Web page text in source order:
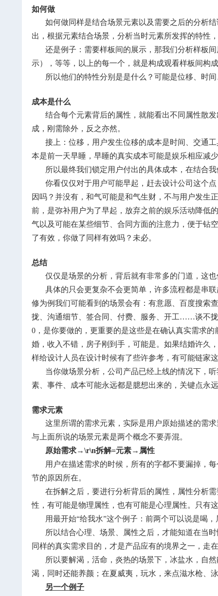
如何做
如何做同样是结合场景元素以及需要之后的分析
出，根据元素结合场景，分析当时元素所发挥的特性
还是例子：需要样板间的展示，那我们分析样板
示），等等，以上的每一个，就是构成观看样板间构
所以他们的特性分别是是什么？可能是位移、时
成本是什么
结合每个元素背后的属性，就能看出不同属性散
成，刚需除外，反之亦然。
接上：位移，用户发生位移的成本是时间、交通
本是前一天早睡，早睡的真实成本可能是娱乐相应减
所以最终我们锁定用户付出的具体成本，在结合
你看仅仅对于用户可能早起，赶去设计公司这个
因吗？并没有，和气可能是和气生财，不与用户发生
前，是弥补用户为了早起，放弃之前的娱乐活动降低
气以及可能在某些细节、合同方面的注意力，便于钻
了有效，你做了同样有效吗？未必。
总结
仅仅是场景的分析，背后就有非常多的门道，这
具体的只会更复杂不会更简单，许多流程都是串
修为例我们可能看到的场景会有：有意愿、百度搜索
拢、沟通细节、签合同、付费、服务、开工……谈不
0，是你要做的，更重要的是这些是在确认真实需求
婚，收入不错，房子刚到手，可能是。如果结婚许久
样给设计人员在设计时候有了些许参考，有可能链家
当你做场景分析，公司产品已经上线的情况下，
素、事件、成本可能永远都是臆想出来的，关键点永
需求元素
这里所谓的需求元素，实际是用户原始描述的需
与上面所说的场景元素是两个概念不要弄混。
原始需求→\r\n拆解=元素→属性
用户在描述需求的时候，所有的字都不要漏掉，
节的原因所在。
在拆解之后，要进行分析背后的属性，属性分析
性，有可能是物理属性，也有可能是心理属性。只有
用最开始“给我水”这个例子：前两个可以说是喝
所以结合心理、场景、属性之后，才能知道在当
同样的真实需求目的，才是产品应有的境界之一，走
所以要解渴，活命，炎热的场景下，冰盐水，自
渴，同时还能养颜；在夏威夷，玩水，来点滋水枪、
另一个例子